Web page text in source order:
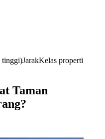
tinggi)JarakKelas properti
Taman